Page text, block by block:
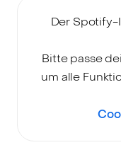
Der
Bitte passe
um alle